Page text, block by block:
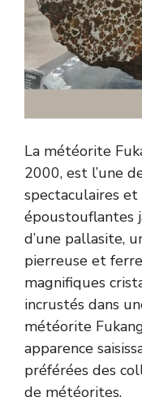
La météorite
2000, est l’une
spectaculaires
époustouflantes
d’une pallasite,
pierreuse et
magnifiques
incrustés dans
météorite
apparence
préférées des
de météorites.